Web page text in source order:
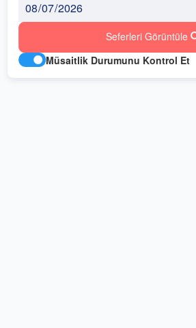
Seferleri Görüntüle
Müsaitlik Durumunu Kontrol Et